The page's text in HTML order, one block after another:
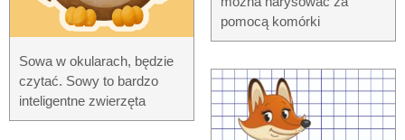
Sowa w okularach, będzie
czytać. Sowy to bardzo
inteligentne zwierzęta
pomocą komórki